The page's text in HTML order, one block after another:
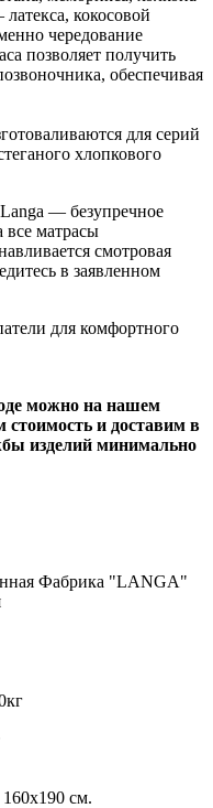
кокосовой
чередование
позволяет получить
обеспечивая
для серий
хлопкового
— безупречное
все матрасы
смотровая
в заявленном
для комфортного
можно на нашем
стоимость и доставим в
изделий минимально
Фабрика "LANGA"
см.